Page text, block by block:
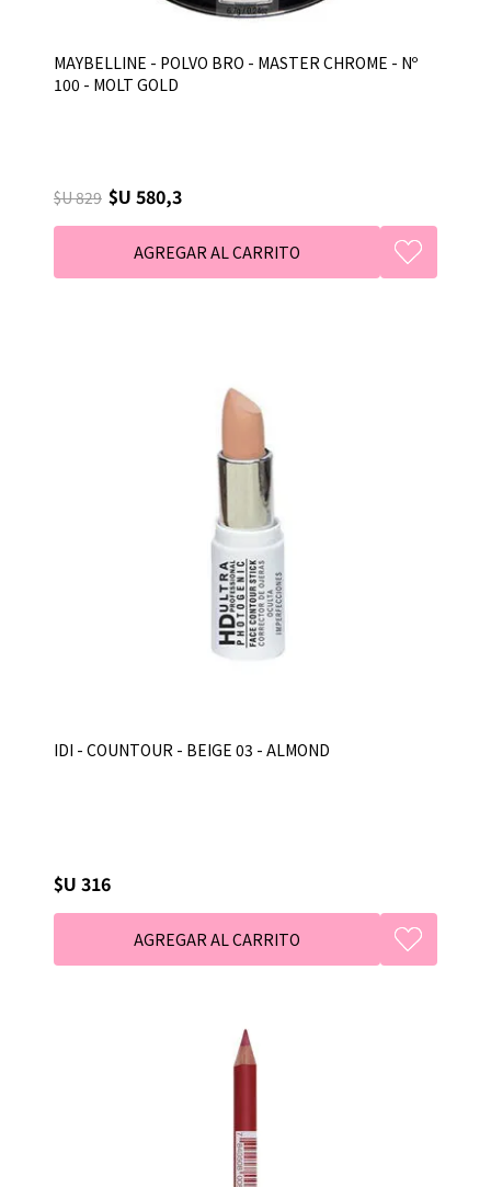
MAYBELLINE - POLVO BRO - MASTER CHROME - Nº
100 - MOLT GOLD
$U 829 $U 580,3
IDI - COUNTOUR - BEIGE 03 - ALMOND
$U 316